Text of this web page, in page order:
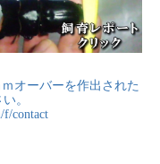
オーバーを作出された
。
f/contact